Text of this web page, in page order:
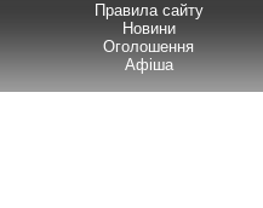
Правила сайту
Новини
Оголошення
Афіша